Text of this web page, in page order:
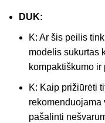
DUK:
K: Ar šis peilis
modelis sukurtas
kompaktiškumo ir
K: Kaip prižiūrėti
rekomenduojama
pašalinti